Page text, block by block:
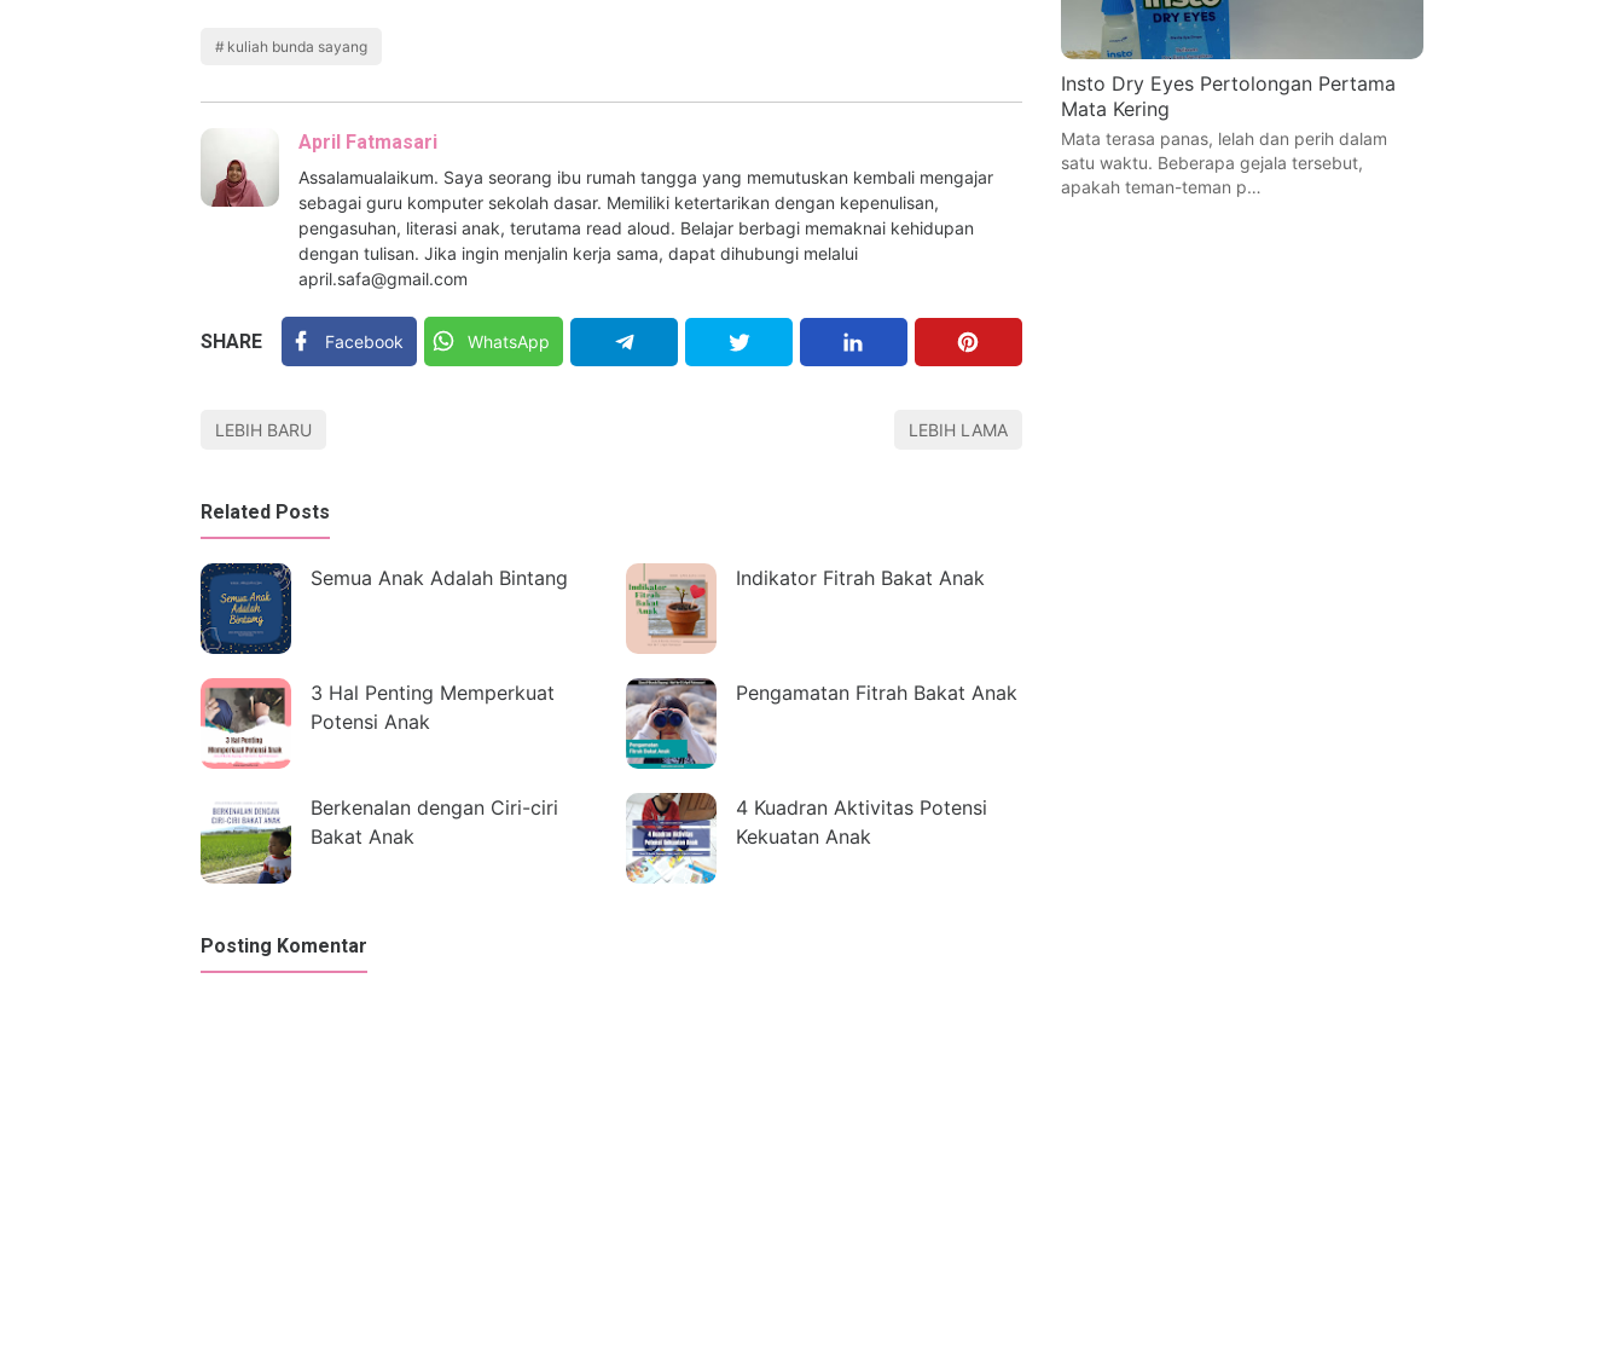
kuliah bunda sayang
April Fatmasari
Assalamualaikum. Saya seorang ibu rumah tangga yang memutuskan kembali mengajar
sebagai guru komputer sekolah dasar. Memiliki ketertarikan dengan kepenulisan,
pengasuhan, literasi anak, terutama read aloud. Belajar berbagi memaknai kehidupan
dengan tulisan. Jika ingin menjalin kerja sama, dapat dihubungi melalui
april.safa@gmail.com
SHARE Facebook WhatsApp
LEBIH BARU LEBIH LAMA
Related Posts
Semua Anak Adalah Bintang Indikator Fitrah Bakat Anak
3 Hal Penting Memperkuat
Potensi Anak
Pengamatan Fitrah Bakat Anak
Berkenalan dengan Ciri-ciri
Bakat Anak
4 Kuadran Aktivitas Potensi
Kekuatan Anak
Posting Komentar
Insto Dry Eyes Pertolongan Pertama
Mata Kering
Mata terasa panas, lelah dan perih dalam
satu waktu. Beberapa gejala tersebut,
apakah teman-teman p…